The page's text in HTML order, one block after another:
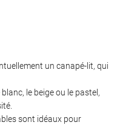
un canapé-lit, qui
le beige ou le pastel,
sont idéaux pour